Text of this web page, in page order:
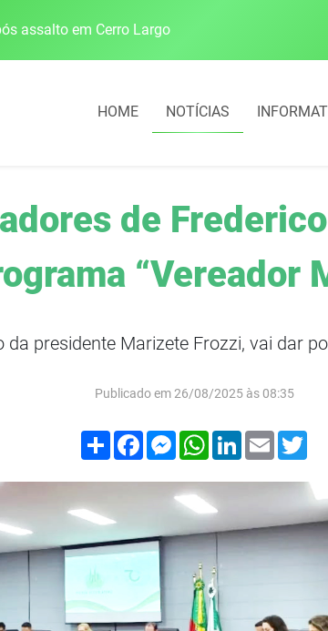
assalto em Cerro Largo
HOME NOTÍCIAS
de
“Vereador
da presidente Marizete Frozzi, vai dar
Publicado em 26/08/2025 às 08:35
Compartilhar
FacebookMessenger
WhatsApp
LinkedIn
Email